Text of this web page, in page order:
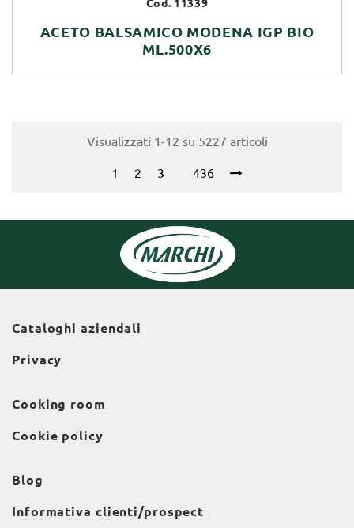
Cod. 11339
ACETO BALSAMICO MODENA IGP BIO
ML.500X6
Visualizzati 1-12 su 5227 articoli
1 2 3 436
Cataloghi aziendali
Privacy
Cooking room
Cookie policy
Blog
Informativa clienti/prospect